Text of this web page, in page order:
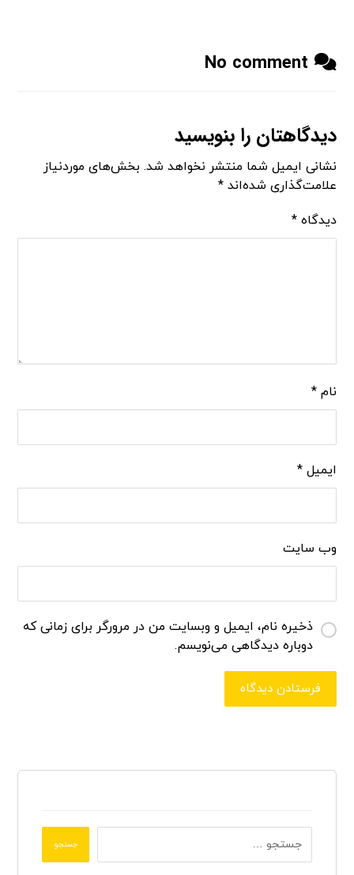
No comment
دیدگاهتان را بنویسید
نشانی ایمیل شما منتشر نخواهد شد. بخش‌های موردنیاز
علامت‌گذاری شده‌اند*
دیدگاه*
نام*
ایمیل*
وب‌ سایت
ذخیره نام، ایمیل و وبسایت من در مرورگر برای زمانی که
دوباره دیدگاهی می‌نویسم.
فرستادن دیدگاه
جستجو